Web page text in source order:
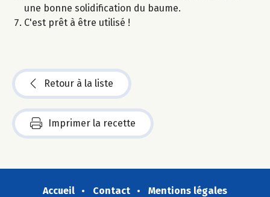
une bonne solidification du baume.
C'est prêt à être utilisé !
Retour à la liste
Imprimer la recette
Accueil Contact
Mentions légales